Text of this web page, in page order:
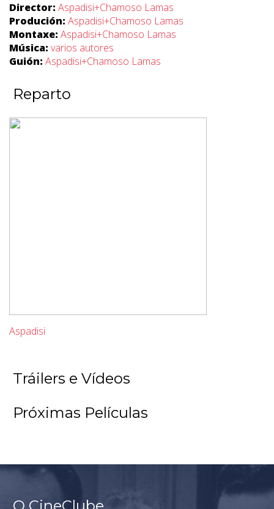
Director: Aspadisi+Chamoso Lamas
Produción: Aspadisi+Chamoso Lamas
Montaxe: Aspadisi+Chamoso Lamas
Música: varios autores
Guión: Aspadisi+Chamoso Lamas
Reparto
Aspadisi
Tráilers e Vídeos
Próximas Películas